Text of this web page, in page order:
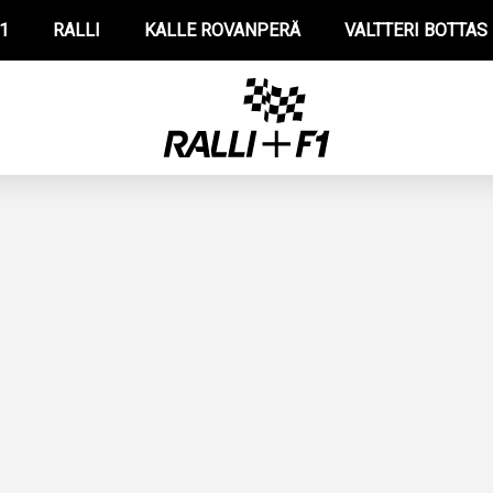
RALLI KALLE ROVANPERÄ VALTTERI BOTTAS